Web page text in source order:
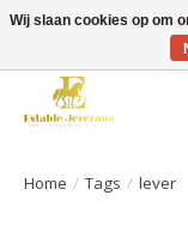
Gratis verzending vanaf
Home / Tags / lever
Wij slaan cookies op om